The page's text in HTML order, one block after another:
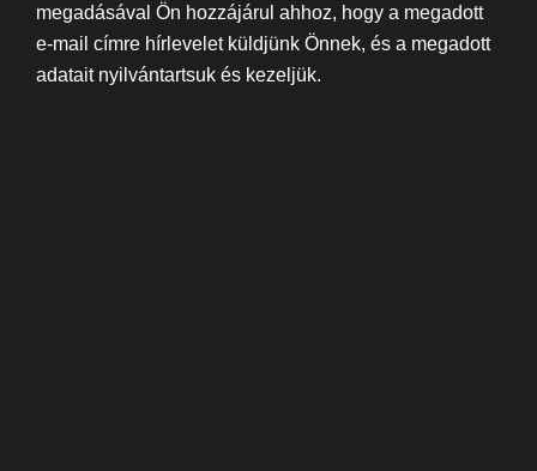
megadásával Ön hozzájárul ahhoz, hogy a megadott
e-mail címre hírlevelet küldjünk Önnek, és a megadott
adatait nyilvántartsuk és kezeljük.